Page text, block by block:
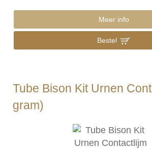
Meer info
Bestel
Tube Bison Kit Urnen
gram)